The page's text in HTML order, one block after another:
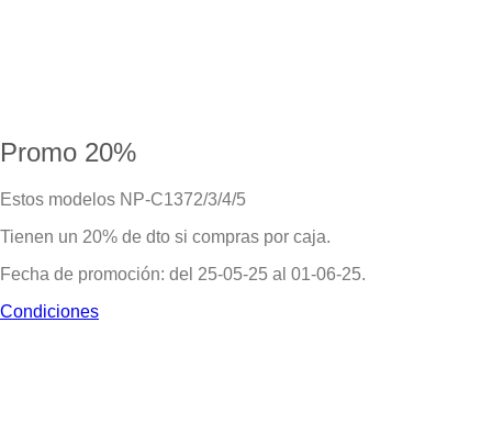
Promo 20%
Estos modelos NP-C1372/3/4/5
Tienen un 20% de dto si compras por caja.
Fecha de promoción: del 25-05-25 al 01-06-25.
Condiciones